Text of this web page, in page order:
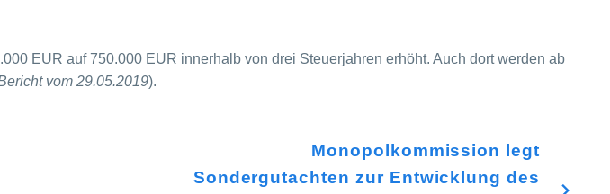
EUR auf 750.000 EUR innerhalb von drei Steuerjahren erhöht. Auch dort werden ab
vom 29.05.2019).
Monopolkommission legt
Sondergutachten zur Entwicklung des